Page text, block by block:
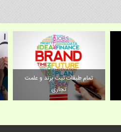
تمام طبقات ثبت برند و علمت
تجاری